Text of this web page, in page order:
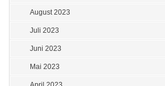
August 2023
Juli 2023
Juni 2023
Mai 2023